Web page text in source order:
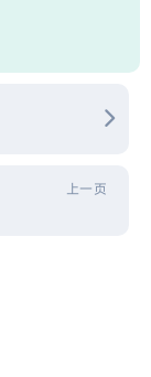
上一页